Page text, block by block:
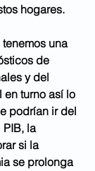
hogares.
una
de
y del
turno así lo
podrían ir del
PIB, la
si la
se prolonga